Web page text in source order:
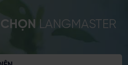
LANGMASTER